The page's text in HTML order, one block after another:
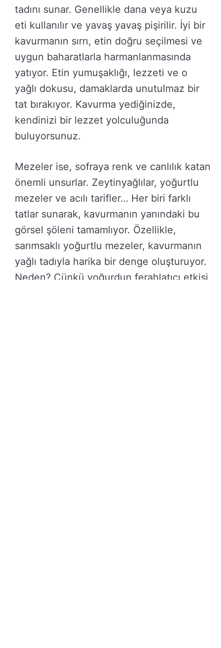
tadını sunar. Genellikle dana veya kuzu
eti kullanılır ve yavaş yavaş pişirilir. İyi bir
kavurmanın sırrı, etin doğru seçilmesi ve
uygun baharatlarla harmanlanmasında
yatıyor. Etin yumuşaklığı, lezzeti ve o
yağlı dokusu, damaklarda unutulmaz bir
tat bırakıyor. Kavurma yediğinizde,
kendinizi bir lezzet yolculuğunda
buluyorsunuz.
Mezeler ise, sofraya renk ve canlılık katan
önemli unsurlar. Zeytinyağlılar, yoğurtlu
mezeler ve acılı tarifler… Her biri farklı
tatlar sunarak, kavurmanın yanındaki bu
görsel şöleni tamamlıyor. Özellikle,
sarımsaklı yoğurtlu mezeler, kavurmanın
yağlı tadıyla harika bir denge oluşturuyor.
Neden? Çünkü yoğurdun ferahlatıcı etkisi,